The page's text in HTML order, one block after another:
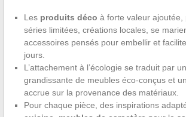
Les produits déco à forte valeur ajoutée,
séries limitées, créations locales, se
accessoires pensés pour embellir et
jours.
L’attachement à l’écologie se traduit par
grandissante de meubles éco-conçus et
accrue sur la provenance des matériaux.
Pour chaque pièce, des inspirations